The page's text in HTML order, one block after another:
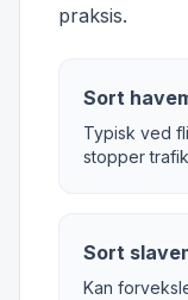
praksis.
Sort
Typisk ved
stopper
Sort
Kan